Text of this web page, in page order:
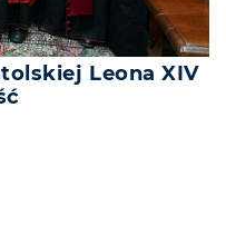
Leona XIV